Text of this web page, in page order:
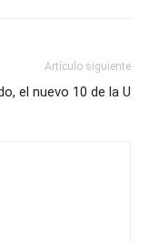
Artículo siguiente
el nuevo 10 de la U